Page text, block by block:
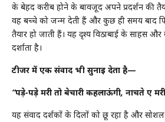
के बेहद करीब होने के बावजूद अपने प्रदर्शन की
वह बच्चे को जन्म देती हैं और कुछ ही समय बाद
तैयार हो जाती हैं। यह दृश्य विठाबाई के साहस
दर्शाता है।
टीजर में एक संवाद भी सुनाई देता है—
“पड़े-पड़े मरी तो बेचारी कहलाऊंगी, नाचते हुए
यह संवाद दर्शकों के दिलों को छू रहा है और सोशल